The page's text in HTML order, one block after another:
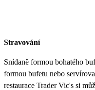
Stravování
Snídaně formou bohatého
formou bufetu nebo
restaurace Trader Vic's si